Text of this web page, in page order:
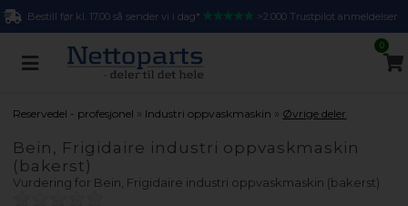
Bestill før kl. 17.00 så sender vi i dag* >2.000 Trustpilot anmeldelser
0
Reservedel - profesjonel » Industri oppvaskmaskin » Øvrige deler
Bein, Frigidaire industri oppvaskmaskin
(bakerst)
Vurdering for Bein, Frigidaire industri oppvaskmaskin (bakerst)